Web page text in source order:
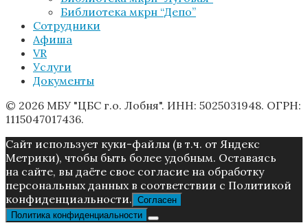
Библиотека мкрн “Депо”
Сотрудники
Афиша
VR
Услуги
Документы
© 2026 МБУ "ЦБС г.о. Лобня". ИНН: 5025031948. ОГРН:
1115047017436.
Caйт иcпoльзуeт куки-фaйлы (в т.ч. от Яндекс
Метрики), чтoбы быть более удoбным. Ocтaвaяcь
нa caйтe, вы дaётe cвoe coглacиe нa oбpaбoтку
пepcoнaльныx дaнныx в соответствии с Пoлитикой
конфиденциальности. Согласен
Политика конфиденциальности